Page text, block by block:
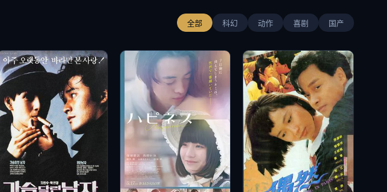
全部 科幻 动作 喜剧 国产